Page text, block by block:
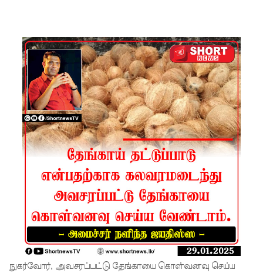
வர்த்தமா
னியில்
வெளியா
னது
22வது
அரசியல
யாழ்.சிறை
ச்சாலையி
நுகர்வோர், அவசரப்பட்டு தேங்காயை கொள்வனவு செய்ய